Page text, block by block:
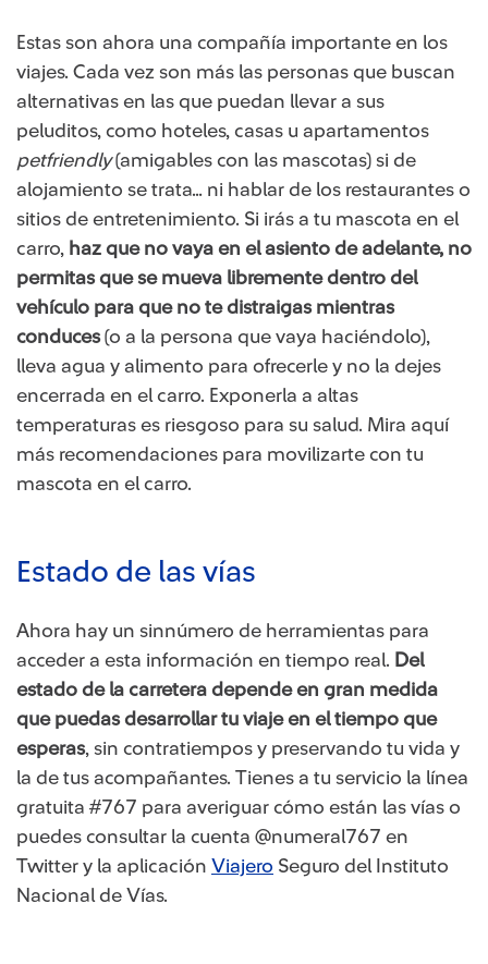
Estas son ahora una compañía importante en los
viajes. Cada vez son más las personas que buscan
alternativas en las que puedan llevar a sus
peluditos, como hoteles, casas u apartamentos
petfriendly(amigables con las mascotas) si de
alojamiento se trata… ni hablar de los restaurantes o
sitios de entretenimiento. Si irás a tu mascota en el
carro, haz que no vaya en el asiento de adelante, no
permitas que se mueva libremente dentro del
vehículo para que no te distraigas mientras
conduces(o a la persona que vaya haciéndolo),
lleva agua y alimento para ofrecerle y no la dejes
encerrada en el carro. Exponerla a altas
temperaturas es riesgoso para su salud. Mira aquí
más recomendaciones para movilizarte con tu
mascota en el carro.
Estado de las vías
Ahora hay un sinnúmero de herramientas para
acceder a esta información en tiempo real. Del
estado de la carretera depende en gran medida
que puedas desarrollar tu viaje en el tiempo que
esperas, sin contratiempos y preservando tu vida y
la de tus acompañantes. Tienes a tu servicio la línea
gratuita #767 para averiguar cómo están las vías o
puedes consultar la cuenta @numeral767 en
Twitter y la aplicación Viajero Seguro del Instituto
Nacional de Vías.